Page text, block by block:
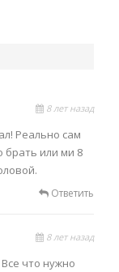
8 лет назад
Реально сам
брать или ми 8
Ответить
8 лет назад
что нужно